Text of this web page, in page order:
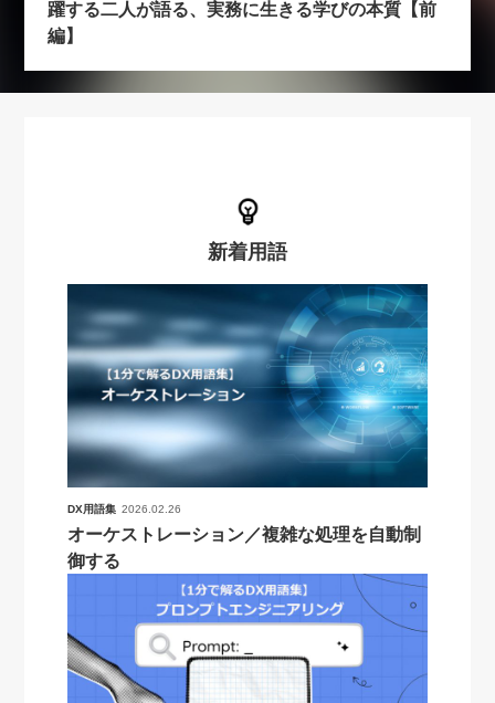
躍する二人が語る、実務に生きる学びの本質【前
編】
新着用語
DX用語集 2026.02.26
オーケストレーション／複雑な処理を自動制
御する